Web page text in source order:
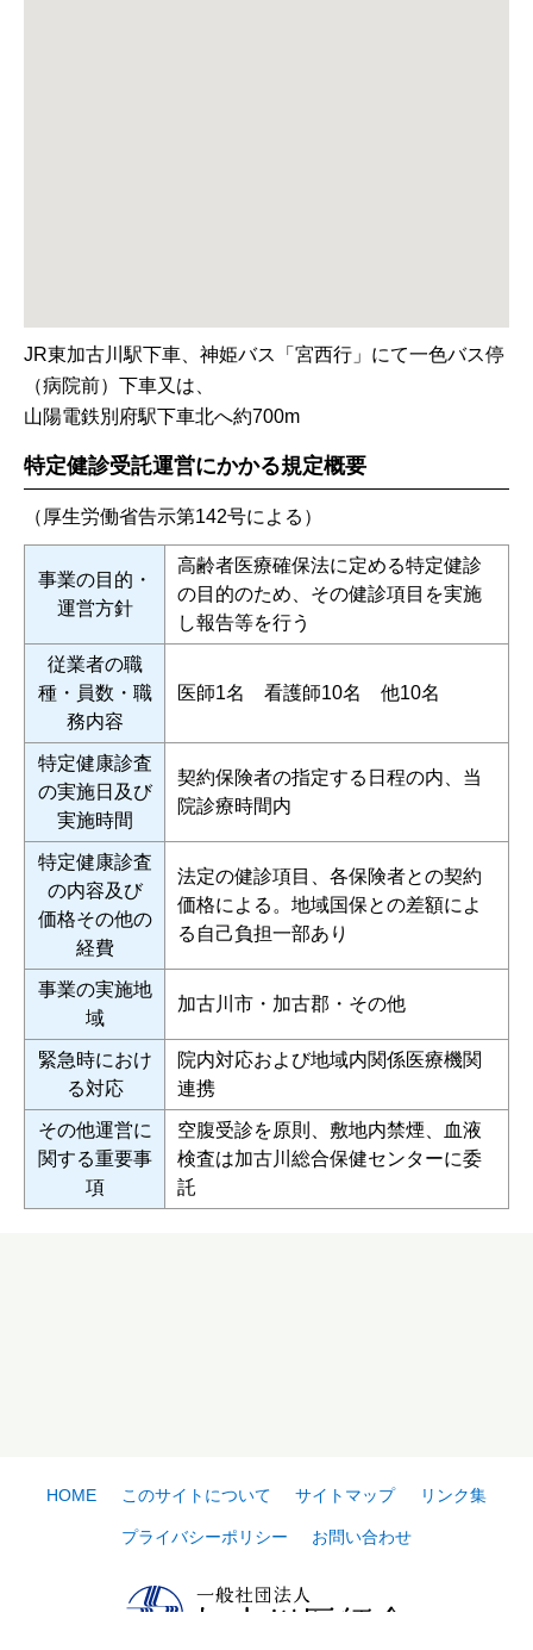
JR東加古川駅下車、神姫バス「宮西行」にて一色バス停
（病院前）下車又は、
山陽電鉄別府駅下車北へ約700m
特定健診受託運営にかかる規定概要
（厚生労働省告示第142号による）
事業の目的・
運営方針
高齢者医療確保法に定める特定健診
の目的のため、その健診項目を実施
し報告等を行う
従業者の職
種・員数・職
務内容
医師1名 看護師10名 他10名
特定健康診査
の実施日及び
実施時間
契約保険者の指定する日程の内、当
院診療時間内
特定健康診査
の内容及び
価格その他の
経費
法定の健診項目、各保険者との契約
価格による。地域国保との差額によ
る自己負担一部あり
事業の実施地
域
加古川市・加古郡・その他
緊急時におけ
る対応
院内対応および地域内関係医療機関
連携
その他運営に
関する重要事
項
空腹受診を原則、敷地内禁煙、血液
検査は加古川総合保健センターに委
託
HOME このサイトについて サイトマップ リンク集
プライバシーポリシー お問い合わせ